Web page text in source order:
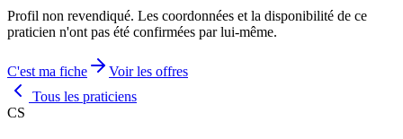
Profil non revendiqué. Les coordonnées et la disponibilité de ce
praticien n'ont pas été confirmées par lui-même.
C'est ma fiche
Voir les offres
Tous les praticiens
CS